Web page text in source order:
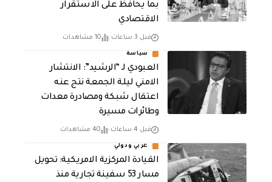
بما يحافظ على الاستقرار
الاقتصادي
قبل 3 ساعات 10 مشاهدات
سياسة
العبودي لـ “الرشيد”: الانتشار
الامني ليلة الجمعة نتج عنه
اعتقال شبكة ومصادرة معدات
وطائرات مسيرة
قبل 4 ساعات 40 مشاهدات
عربي ودولي
القيادة المركزية الامريكية: تحويل
مسار 53 سفينة تجارية منذ